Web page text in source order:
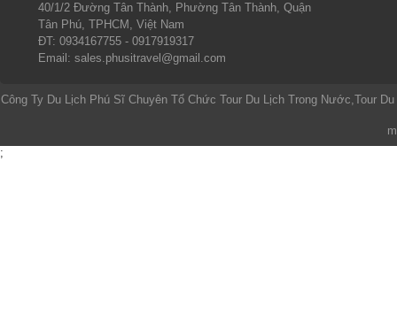
40/1/2 Đường Tân Thành, Phường Tân Thành, Quận
Tân Phú, TPHCM, Việt Nam
ĐT: 0934167755 - 0917919317
Email: sales.phusitravel@gmail.com
Công Ty Du Lịch Phú Sĩ Chuyên Tổ Chức Tour Du Lịch Trong Nước,Tour
;